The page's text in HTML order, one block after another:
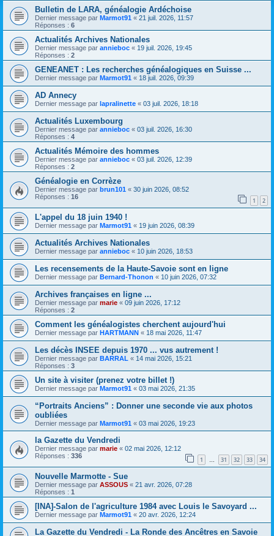
Bulletin de LARA, généalogie Ardéchoise
Dernier message par Marmot91 « 21 juil. 2026, 11:57
Réponses : 6
Actualités Archives Nationales
Dernier message par annieboc « 19 juil. 2026, 19:45
Réponses : 2
GENEANET : Les recherches généalogiques en Suisse ...
Dernier message par Marmot91 « 18 juil. 2026, 09:39
AD Annecy
Dernier message par lapralinette « 03 juil. 2026, 18:18
Actualités Luxembourg
Dernier message par annieboc « 03 juil. 2026, 16:30
Réponses : 4
Actualités Mémoire des hommes
Dernier message par annieboc « 03 juil. 2026, 12:39
Réponses : 2
Généalogie en Corrèze
Dernier message par brun101 « 30 juin 2026, 08:52
Réponses : 16 1 2
L'appel du 18 juin 1940 !
Dernier message par Marmot91 « 19 juin 2026, 08:39
Actualités Archives Nationales
Dernier message par annieboc « 10 juin 2026, 18:53
Les recensements de la Haute-Savoie sont en ligne
Dernier message par Bernard-Thonon « 10 juin 2026, 07:32
Archives françaises en ligne ...
Dernier message par marie « 09 juin 2026, 17:12
Réponses : 2
Comment les généalogistes cherchent aujourd'hui
Dernier message par HARTMANN « 18 mai 2026, 11:47
Les décès INSEE depuis 1970 ... vus autrement !
Dernier message par BARRAL « 14 mai 2026, 15:21
Réponses : 3
Un site à visiter (prenez votre billet !)
Dernier message par Marmot91 « 03 mai 2026, 21:35
“Portraits Anciens” : Donner une seconde vie aux photos
oubliées
Dernier message par Marmot91 « 03 mai 2026, 19:23
la Gazette du Vendredi
Dernier message par marie « 02 mai 2026, 12:12
Réponses : 336 1 … 31 32 33 34
Nouvelle Marmotte - Sue
Dernier message par ASSOUS « 21 avr. 2026, 07:28
Réponses : 1
[INA]-Salon de l'agriculture 1984 avec Louis le Savoyard ...
Dernier message par Marmot91 « 20 avr. 2026, 12:24
La Gazette du Vendredi - La Ronde des Ancêtres en Savoie